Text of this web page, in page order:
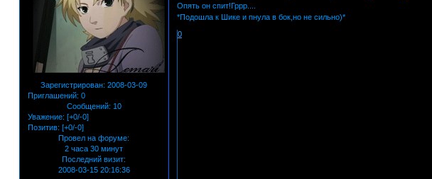
Зарегистрирован: 2008-03-09
Приглашений: 0
Сообщений: 10
Уважение: [+0/-0]
Позитив: [+0/-0]
Провел на форуме:
2 часа 30 минут
Последний визит:
2008-03-15 20:16:36
Опять он спит!Гррр....
*Подошла к Шике и пнула в бок,но не сильно)*
0